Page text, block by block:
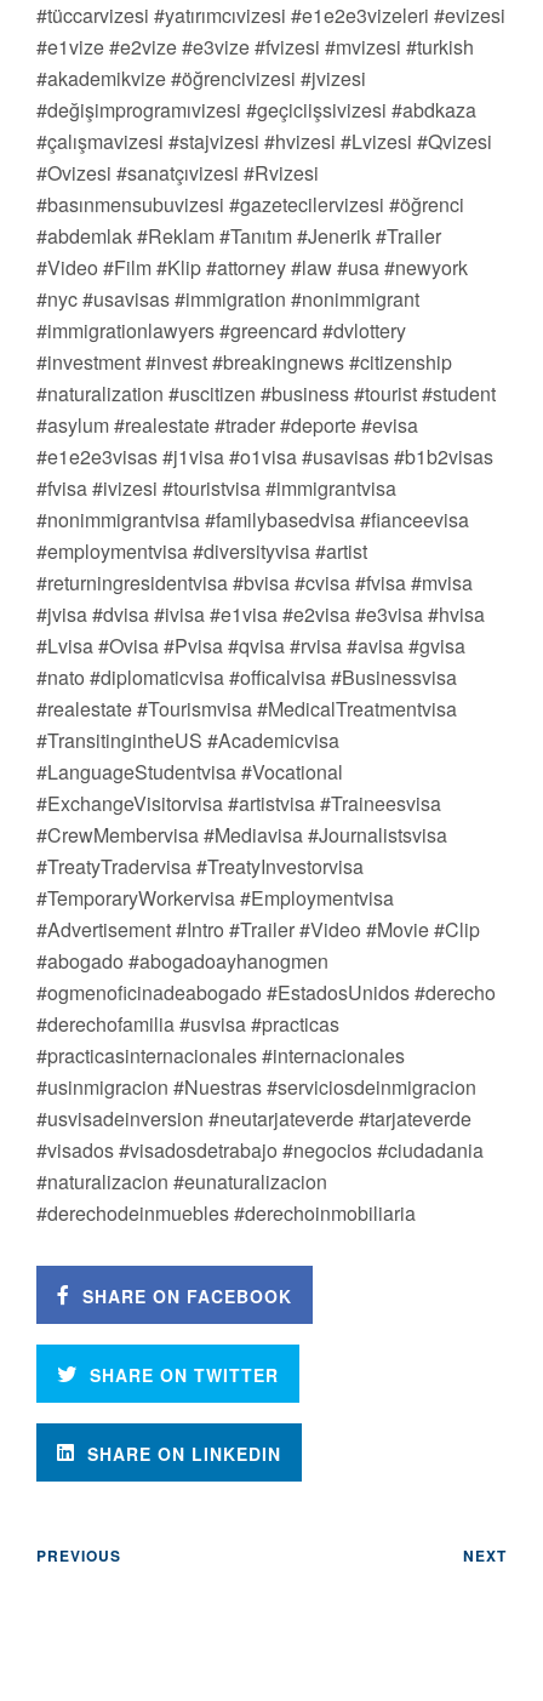
#tüccarvizesi #yatırımcıvizesi #e1e2e3vizeleri #evizesi
#e1vize #e2vize #e3vize #fvizesi #mvizesi #turkish
#akademikvize #öğrencivizesi #jvizesi
#değişimprogramıvizesi #geçiciişsivizesi #abdkaza
#çalışmavizesi #stajvizesi #hvizesi #Lvizesi #Qvizesi
#Ovizesi #sanatçıvizesi #Rvizesi
#basınmensubuvizesi #gazetecilervizesi #öğrenci
#abdemlak #Reklam #Tanıtım #Jenerik #Trailer
#Video #Film #Klip #attorney #law #usa #newyork
#nyc #usavisas #immigration #nonimmigrant
#immigrationlawyers #greencard #dvlottery
#investment #invest #breakingnews #citizenship
#naturalization #uscitizen #business #tourist #student
#asylum #realestate #trader #deporte #evisa
#e1e2e3visas #j1visa #o1visa #usavisas #b1b2visas
#fvisa #ivizesi #touristvisa #immigrantvisa
#nonimmigrantvisa #familybasedvisa #fianceevisa
#employmentvisa #diversityvisa #artist
#returningresidentvisa #bvisa #cvisa #fvisa #mvisa
#jvisa #dvisa #ivisa #e1visa #e2visa #e3visa #hvisa
#Lvisa #Ovisa #Pvisa #qvisa #rvisa #avisa #gvisa
#nato #diplomaticvisa #officalvisa #Businessvisa
#realestate #Tourismvisa #MedicalTreatmentvisa
#TransitingintheUS #Academicvisa
#LanguageStudentvisa #Vocational
#ExchangeVisitorvisa #artistvisa #Traineesvisa
#CrewMembervisa #Mediavisa #Journalistsvisa
#TreatyTradervisa #TreatyInvestorvisa
#TemporaryWorkervisa #Employmentvisa
#Advertisement #Intro #Trailer #Video #Movie #Clip
#abogado #abogadoayhanogmen
#ogmenoficinadeabogado #EstadosUnidos #derecho
#derechofamilia #usvisa #practicas
#practicasinternacionales #internacionales
#usinmigracion #Nuestras #serviciosdeinmigracion
#usvisadeinversion #neutarjateverde #tarjateverde
#visados #visadosdetrabajo #negocios #ciudadania
#naturalizacion #eunaturalizacion
#derechodeinmuebles #derechoinmobiliaria
SHARE ON FACEBOOK
SHARE ON TWITTER
SHARE ON LINKEDIN
PREVIOUS NEXT